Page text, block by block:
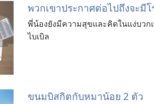
พวกเขาประกาศต่อไปถึงจะมี
พี่น้องยังมีความสุขและคิดในแง่บวก
ไบเบิล
ขนม​บิสกิต​กับ​หมา​น้อย 2 ตัว